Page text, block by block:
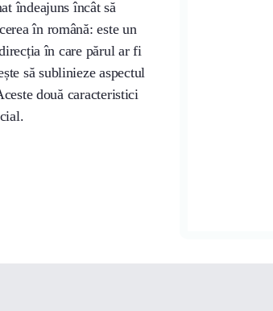
îndeajuns încât să
în română: este un
în care părul ar fi
să sublinieze aspectul
două caracteristici